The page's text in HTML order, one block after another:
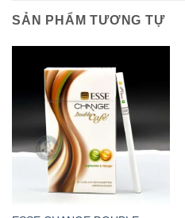
SẢN PHẨM TƯƠNG TỰ